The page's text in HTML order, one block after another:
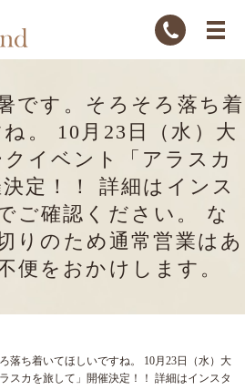
です。そろそろ落ち着
。 10月23日（水）大
イベント「アラスカ
定！！ 詳細はインス
ご確認ください。 な
りのため通常営業はあ
便をおかけします。
落ち着いてほしいですね。 10月23日（水）大
スカを旅して」開催決定！！ 詳細はインスタ